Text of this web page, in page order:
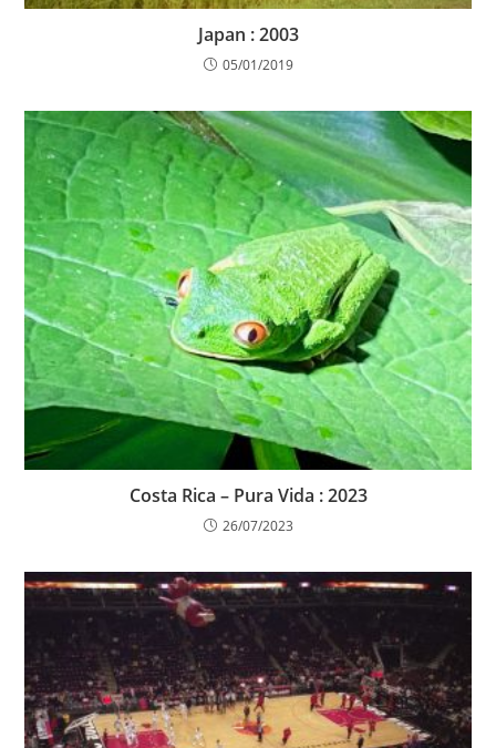
Japan : 2003
05/01/2019
Costa Rica – Pura Vida : 2023
26/07/2023